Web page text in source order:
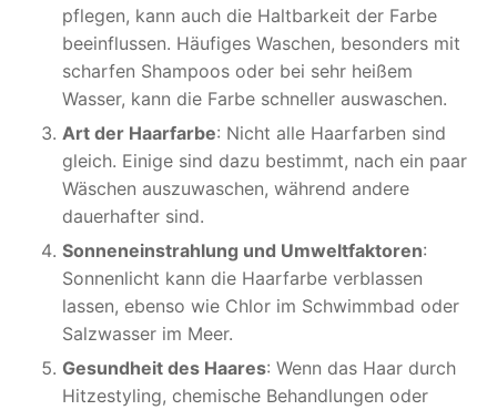
pflegen, kann auch die Haltbarkeit der Farbe
beeinflussen. Häufiges Waschen, besonders mit
scharfen Shampoos oder bei sehr heißem
Wasser, kann die Farbe schneller auswaschen.
Art der Haarfarbe: Nicht alle Haarfarben sind
gleich. Einige sind dazu bestimmt, nach ein paar
Wäschen auszuwaschen, während andere
dauerhafter sind.
Sonneneinstrahlung und Umweltfaktoren:
Sonnenlicht kann die Haarfarbe verblassen
lassen, ebenso wie Chlor im Schwimmbad oder
Salzwasser im Meer.
Gesundheit des Haares: Wenn das Haar durch
Hitzestyling, chemische Behandlungen oder